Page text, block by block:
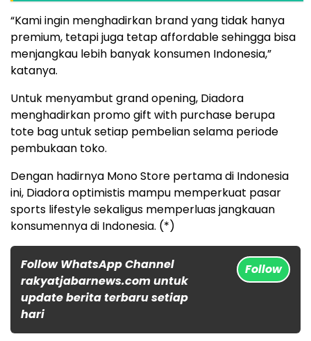
“Kami ingin menghadirkan brand yang tidak hanya
premium, tetapi juga tetap affordable sehingga bisa
menjangkau lebih banyak konsumen Indonesia,”
katanya.
Untuk menyambut grand opening, Diadora
menghadirkan promo gift with purchase berupa
tote bag untuk setiap pembelian selama periode
pembukaan toko.
Dengan hadirnya Mono Store pertama di Indonesia
ini, Diadora optimistis mampu memperkuat pasar
sports lifestyle sekaligus memperluas jangkauan
konsumennya di Indonesia. (*)
Follow WhatsApp Channel
rakyatjabarnews.com untuk
update berita terbaru setiap
hari
Follow